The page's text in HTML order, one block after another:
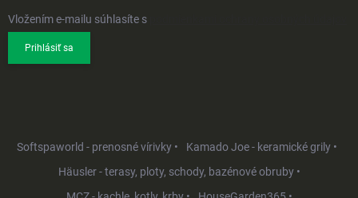
Vložením e-mailu súhlasíte s
Prihlásiť sa
Softspaworld - prenosné vírivky •
Kamado Joe - keramické grily •
Häusler - terasy, ploty, schody, bazénové obruby •